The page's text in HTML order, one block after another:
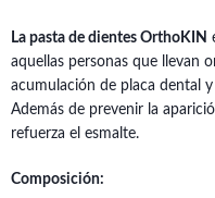
La pasta de dientes OrthoKIN
aquellas personas que llevan
acumulación de placa dental
Además de prevenir la
refuerza el esmalte.
Composición: